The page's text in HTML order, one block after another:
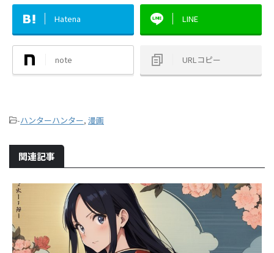
Hatena LINE
note URLコピー
-ハンターハンター, 漫画
関連記事